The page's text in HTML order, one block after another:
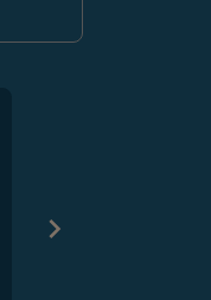
keyboard_arrow_right